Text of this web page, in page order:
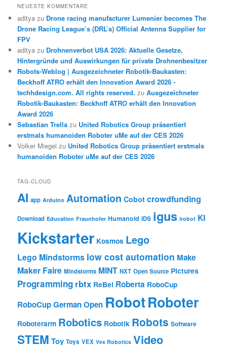
NEUESTE KOMMENTARE
aditya zu Drone racing manufacturer Lumenier becomes The
Drone Racing League’s (DRL’s) Official Antenna Supplier for
FPV
aditya zu Drohnenverbot USA 2026: Aktuelle Gesetze,
Hintergründe und Auswirkungen für private Drohnenbesitzer
Robots-Weblog | Ausgezeichneter Robotik-Baukasten:
Beckhoff ATRO erhält den Innovation Award 2026 -
techhdesign.com. All rights reserved. zuAusgezeichneter
Robotik-Baukasten: Beckhoff ATRO erhält den Innovation
Award 2026
Sebastian Trella zu United Robotics Group präsentiert
erstmals humanoiden Roboter uMe auf der CES 2026
Volker Miegel zu United Robotics Group präsentiert erstmals
humanoiden Roboter uMe auf der CES 2026
TAG-CLOUD
AI app Arduino Automation Cobot crowdfunding
Download Education Fraunhofer Humanoid IDS igus irobot KI
Kickstarter Kosmos Lego
Lego Mindstorms low cost automation Make
Maker Faire Mindstorms MINT NXT Open Source Pictures
Programming rbtx ReBel Roberta RoboCup
RoboCup German Open RobotRoboter
Roboterarm Robotics Robotik Robots Software
STEM Toy Toys VEX Vex Robotics Video